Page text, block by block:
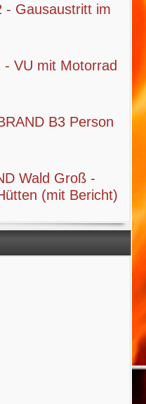
- Gausaustritt im
VU mit Motorrad
B3 Person
Wald Groß -
(mit Bericht)